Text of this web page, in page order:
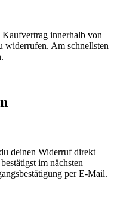
Kaufvertrag innerhalb von
widerrufen. Am schnellsten
deinen Widerruf direkt
im nächsten
per E-Mail.